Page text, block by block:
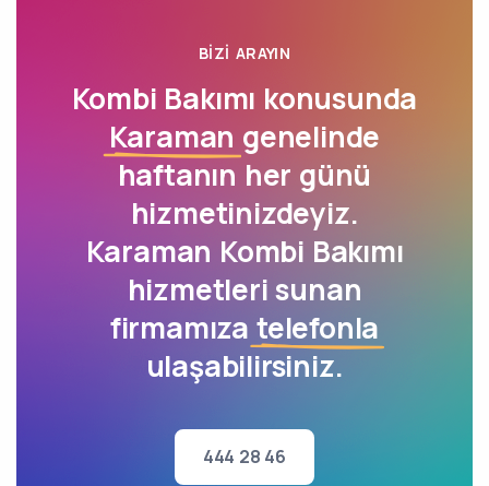
BIZI ARAYIN
Kombi Bakımı konusunda
Karaman genelinde
haftanın her günü
hizmetinizdeyiz.
Karaman Kombi Bakımı
hizmetleri sunan
firmamıza telefonla
ulaşabilirsiniz.
444 28 46